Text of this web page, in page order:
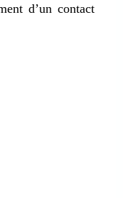
d’un contact